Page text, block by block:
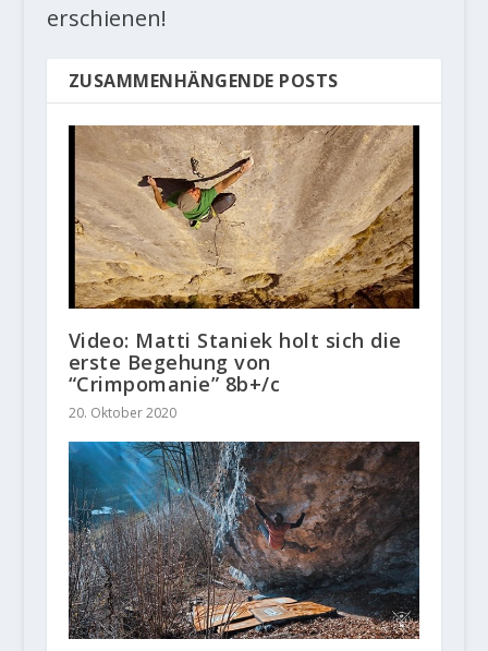
erschienen!
ZUSAMMENHÄNGENDE POSTS
Video: Matti Staniek holt sich die
erste Begehung von
“Crimpomanie” 8b+/c
20. Oktober 2020